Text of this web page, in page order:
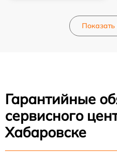
Гарантийные
сервисного
Хабаровске